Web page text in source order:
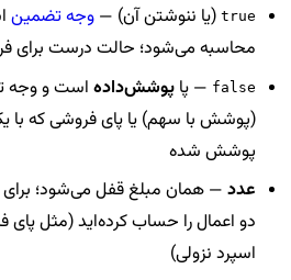
true (یا ننوشتن آن) — وجه تضمین
محاسبه می‌شود؛ حالت درست برای
false — پا پوشش‌داده است و وجه
(پوشش با سهم) یا پای فروشی که با
پوشش شده
عدد — همان مبلغ قفل می‌شود؛ برای
دو اعمال را حساب کرده‌اید (مثل پای
اسپرد نزولی)